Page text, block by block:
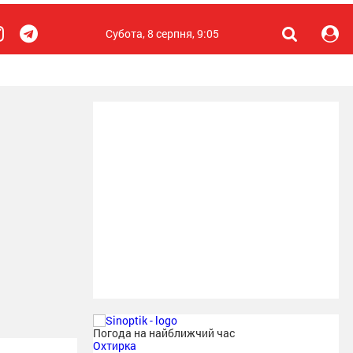
Субота, 8 серпня, 9:05
Погода на найближчий час
Охтирка